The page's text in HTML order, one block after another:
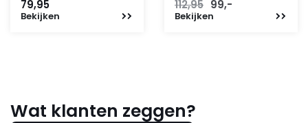
79,95
Bekijken
112,95 Oorspronkelijke
prijs
99,-
Bekijken
Wat klanten zeggen?